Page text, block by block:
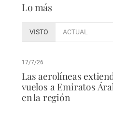
Lo más
VISTO ACTUAL
17/7/26
Las aerolíneas
vuelos a Emiratos
en la región